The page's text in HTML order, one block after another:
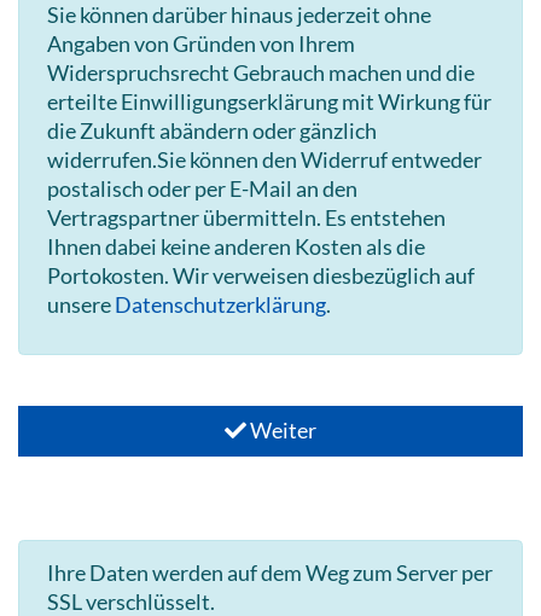
Sie können darüber hinaus jederzeit ohne
Angaben von Gründen von Ihrem
Widerspruchsrecht Gebrauch machen und die
erteilte Einwilligungserklärung mit Wirkung für
die Zukunft abändern oder gänzlich
widerrufen.Sie können den Widerruf entweder
postalisch oder per E-Mail an den
Vertragspartner übermitteln. Es entstehen
Ihnen dabei keine anderen Kosten als die
Portokosten. Wir verweisen diesbezüglich auf
unsereDatenschutzerklärung.
Weiter
Ihre Daten werden auf dem Weg zum Server per
SSL verschlüsselt.